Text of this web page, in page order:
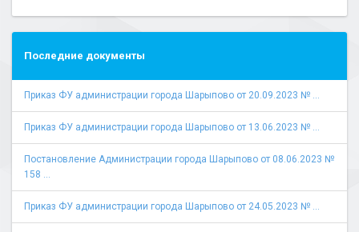
Последние документы
Приказ ФУ администрации города Шарыпово от 20.09.2023 № ...
Приказ ФУ администрации города Шарыпово от 13.06.2023 № ...
Постановление Администрации города Шарыпово от 08.06.2023 №
158 ...
Приказ ФУ администрации города Шарыпово от 24.05.2023 № ...